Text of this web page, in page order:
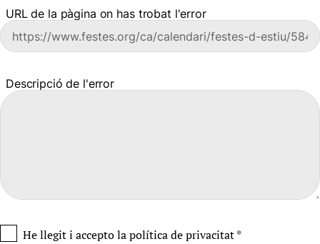
URL de la pàgina on has trobat l'error
Descripció de l'error
He llegit i acceptola política de privacitat*